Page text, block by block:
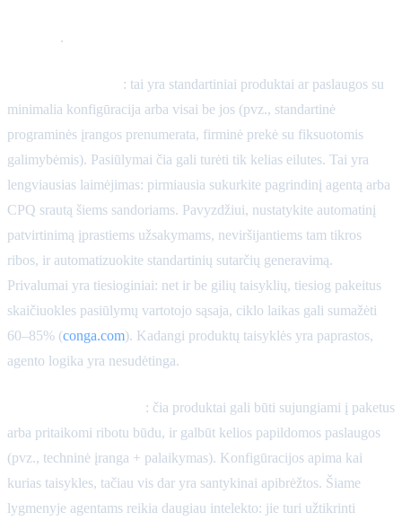
.
: tai yra standartiniai produktai ar paslaugos su
minimalia konfigūracija arba visai be jos (pvz., standartinė
programinės įrangos prenumerata, firminė prekė su fiksuotomis
galimybėmis). Pasiūlymai čia gali turėti tik kelias eilutes. Tai yra
lengviausias laimėjimas: pirmiausia sukurkite pagrindinį agentą arba
CPQ srautą šiems sandoriams. Pavyzdžiui, nustatykite automatinį
patvirtinimą įprastiems užsakymams, neviršijantiems tam tikros
ribos, ir automatizuokite standartinių sutarčių generavimą.
Privalumai yra tiesioginiai: net ir be gilių taisyklių, tiesiog pakeitus
skaičiuokles pasiūlymų vartotojo sąsaja, ciklo laikas gali sumažėti
60–85% (conga.com). Kadangi produktų taisyklės yra paprastos,
agento logika yra nesudėtinga.
: čia produktai gali būti sujungiami į paketus
arba pritaikomi ribotu būdu, ir galbūt kelios papildomos paslaugos
(pvz., techninė įranga + palaikymas). Konfigūracijos apima kai
kurias taisykles, tačiau vis dar yra santykinai apibrėžtos. Šiame
lygmenyje agentams reikia daugiau intelekto: jie turi užtikrinti